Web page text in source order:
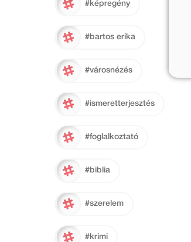
#képregény
#bartos erika
#városnézés
#ismeretterjesztés
#foglalkoztató
#biblia
#szerelem
#krimi